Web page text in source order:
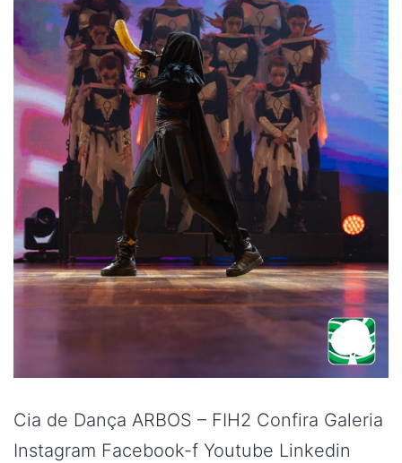
Cia de Dança ARBOS – FIH2 Confira Galeria
Instagram Facebook-f Youtube Linkedin